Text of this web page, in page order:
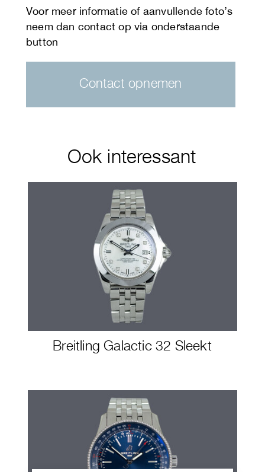
Contact opnemen
Ook interessant
Breitling Galactic 32 Sleekt